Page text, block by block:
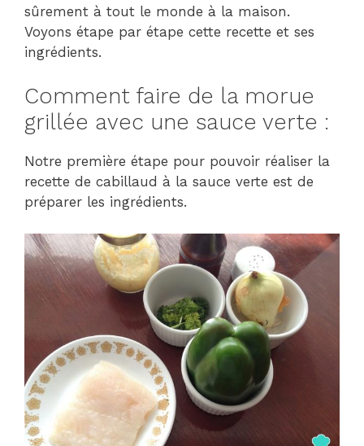
sûrement à tout le monde à la maison.
Voyons étape par étape cette recette et ses
ingrédients.
Comment faire de la morue
grillée avec une sauce verte :
Notre première étape pour pouvoir réaliser la
recette de cabillaud à la sauce verte est de
préparer les ingrédients.